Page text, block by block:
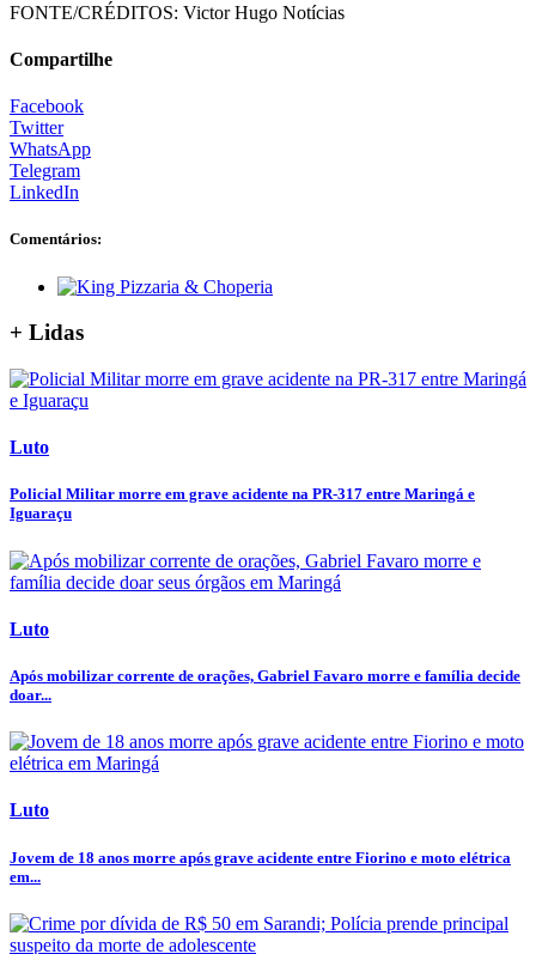
FONTE/CRÉDITOS: Victor Hugo Notícias
Compartilhe
Facebook
Twitter
WhatsApp
Telegram
LinkedIn
Comentários:
+ Lidas
Luto
Policial Militar morre em grave acidente na PR-317 entre Maringá e
Iguaraçu
Luto
Após mobilizar corrente de orações, Gabriel Favaro morre e família decide
doar...
Luto
Jovem de 18 anos morre após grave acidente entre Fiorino e moto elétrica
em...